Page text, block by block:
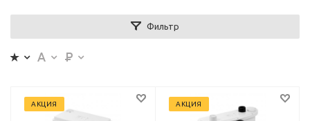
Фильтр
АКЦИЯ АКЦИЯ